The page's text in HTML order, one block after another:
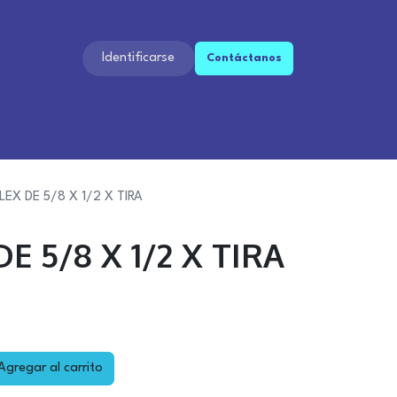
Identificarse Contáctan​​os​​
DE 5/8 X 1/2 X TIRA
5/8 X 1/2 X TIRA
al carrito